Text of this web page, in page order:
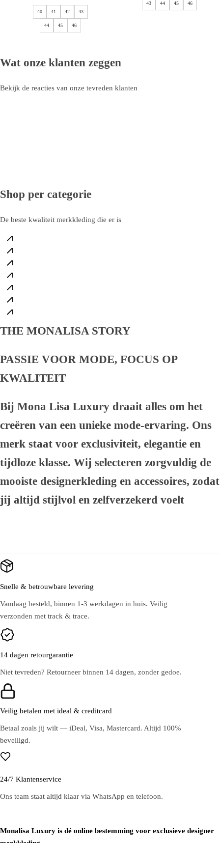
40 41 42 43
44 45 46
43 44 45 46
Wat onze klanten zeggen
Bekijk de reacties van onze tevreden klanten
Shop per categorie
De beste kwaliteit merkkleding die er is
461 Products
Dames
10 Products
199 Products
Schoenen
81 Products
Jassen
15 Products
Tassen
31 Products
Petten
14 Products
THE MONALISA STORY
PASSIE VOOR MODE, FOCUS OP
KWALITEIT
Bij Mona Lisa Luxury draait alles om het
creëren van een unieke mode-ervaring. Ons
merk staat voor exclusiviteit, elegantie en
tijdloze klasse. Wij selecteren zorgvuldig de
mooiste designerkleding en accessoires, zodat
jij altijd stijlvol en zelfverzekerd voelt
Snelle & betrouwbare levering
Vandaag besteld, binnen 1-3 werkdagen in huis. Veilig
verzonden met track & trace.
14 dagen retourgarantie
Niet tevreden? Retourneer binnen 14 dagen, zonder gedoe.
Veilig betalen met ideal & creditcard
Betaal zoals jij wilt — iDeal, Visa, Mastercard. Altijd 100%
beveiligd.
24/7 Klantenservice
Ons team staat altijd klaar via WhatsApp en telefoon.
Monalisa Luxury is dé online bestemming voor exclusieve designer